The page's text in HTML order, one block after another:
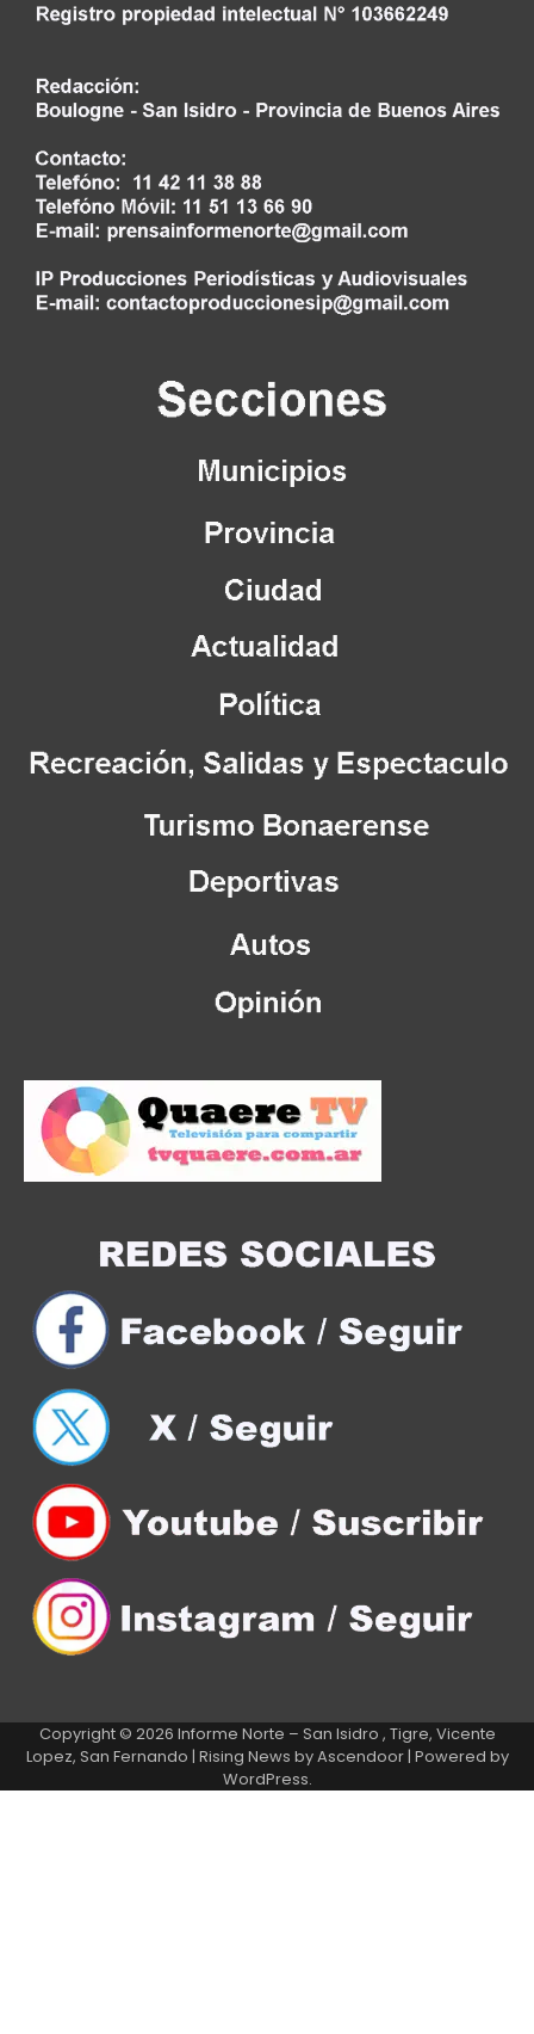
Copyright © 2026 Informe Norte – San Isidro , Tigre, Vicente
Lopez, San Fernando | Rising News byAscendoor| Powered by
WordPress.